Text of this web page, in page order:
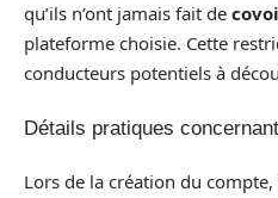
qu’ils n’ont jamais fait de
plateforme choisie. Cette
conducteurs potentiels à
Détails pratiques
Lors de la création du